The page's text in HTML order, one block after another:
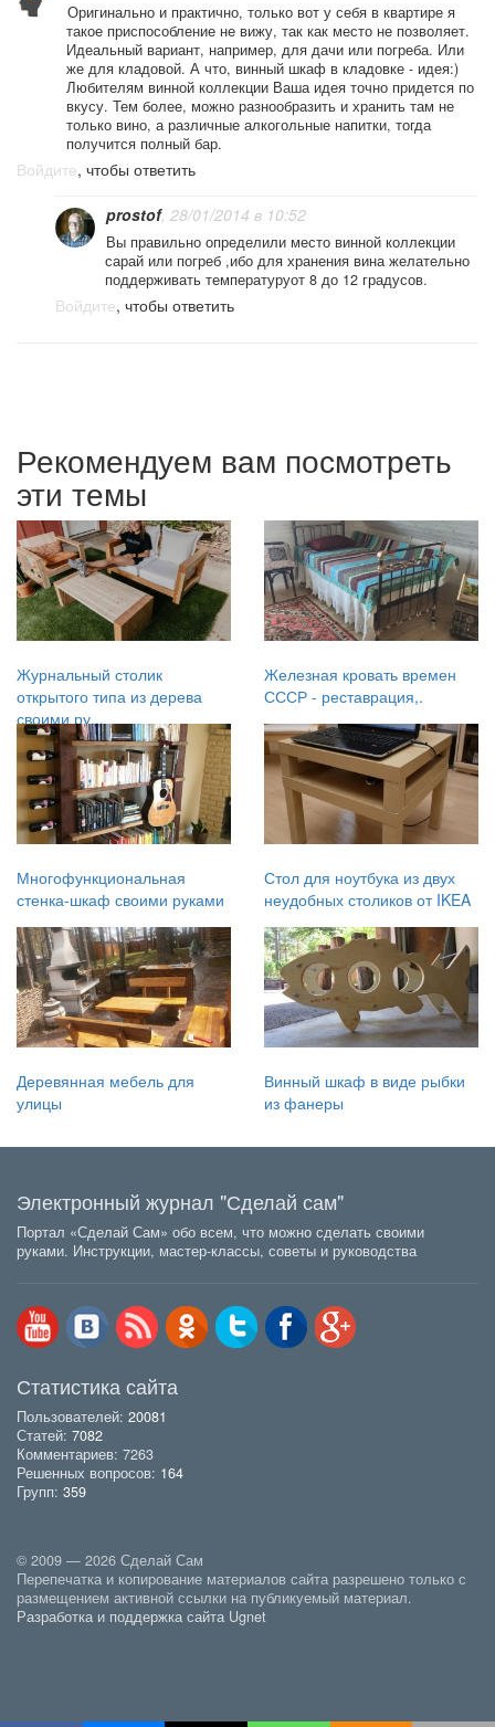
Оригинально и практично, только вот у себя в квартире я
такое приспособление не вижу, так как место не позволяет.
Идеальный вариант, например, для дачи или погреба. Или
же для кладовой. А что, винный шкаф в кладовке - идея:)
Любителям винной коллекции Ваша идея точно придется по
вкусу. Тем более, можно разнообразить и хранить там не
только вино, а различные алкогольные напитки, тогда
получится полный бар.
Войдите, чтобы ответить
prostof, 28/01/2014 в 10:52
Вы правильно определили место винной коллекции
сарай или погреб ,ибо для хранения вина желательно
поддерживать температуруот 8 до 12 градусов.
Войдите, чтобы ответить
Рекомендуем вам посмотреть
эти темы
Журнальный столик
открытого типа из дерева
своими ру...
Железная кровать времен
СССР - реставрация,.
Многофункциональная
стенка-шкаф своими руками
Стол для ноутбука из двух
неудобных столиков от IKEA
Деревянная мебель для
улицы
Винный шкаф в виде рыбки
из фанеры
Электронный журнал "Сделай сам"
Портал «Сделай Сам» обо всем, что можно сделать своими
руками. Инструкции, мастер-классы, советы и руководства
Статистика сайта
Пользователей: 20081
Статей: 7082
Комментариев: 7263
Решенных вопросов: 164
Групп: 359
© 2009 — 2026 Сделай Сам
Перепечатка и копирование материалов сайта разрешено только с
размещением активной ссылки на публикуемый материал.
Разработка и поддержка сайта Ugnet